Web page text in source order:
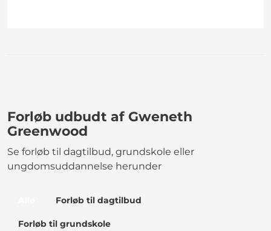
Forløb udbudt af Gweneth
Greenwood
Se forløb til dagtilbud, grundskole eller
ungdomsuddannelse herunder
Forløb til dagtilbud
Forløb til grundskole